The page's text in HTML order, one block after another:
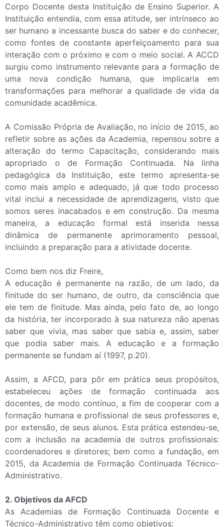
Corpo Docente desta Instituição de Ensino Superior. A
Instituição entendia, com essa atitude, ser intrínseco ao
ser humano a incessante busca do saber e do conhecer,
como fontes de constante aperfeiçoamento para sua
interação com o próximo e com o meio social. A ACCD
surgiu como instrumento relevante para a formação de
uma nova condição humana, que implicaria em
transformações para melhorar a qualidade de vida da
comunidade acadêmica.
A Comissão Própria de Avaliação, no início de 2015, ao
refletir sobre as ações da Academia, repensou sobre a
alteração do termo Capacitação, considerando mais
apropriado o de Formação Continuada. Na linha
pedagógica da Instituição, este termo apresenta-se
como mais amplo e adequado, já que todo processo
vital inclui a necessidade de aprendizagens, visto que
somos seres inacabados e em construção. Da mesma
maneira, a educação formal está inserida nessa
dinâmica de permanente aprimoramento pessoal,
incluindo a preparação para a atividade docente.
Como bem nos diz Freire,
A educação é permanente na razão, de um lado, da
finitude do ser humano, de outro, da consciência que
ele tem de finitude. Mas ainda, pelo fato de, ao longo
da história, ter incorporado à sua natureza não apenas
saber que vivia, mas saber que sabia e, assim, saber
que podia saber mais. A educação e a formação
permanente se fundam aí (1997, p.20).
Assim, a AFCD, para pôr em prática seus propósitos,
estabeleceu ações de formação continuada aos
docentes, de modo contínuo, a fim de cooperar com a
formação humana e profissional de seus professores e,
por extensão, de seus alunos. Esta prática estendeu-se,
com a inclusão na academia de outros profissionais:
coordenadores e diretores; bem como a fundação, em
2015, da Academia de Formação Continuada Técnico-
Administrativo.
2. Objetivos da AFCD
As Academias de Formação Continuada Docente e
Técnico-Administrativo têm como objetivos: